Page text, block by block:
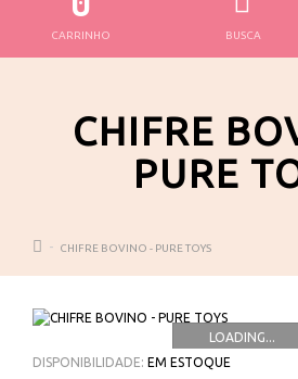
BUSCA
CARRINHO
CHIFRE
PURE
CHIFRE BOVINO - PURE TOYS
LOADING...
DISPONIBILIDADE: EM ESTOQUE